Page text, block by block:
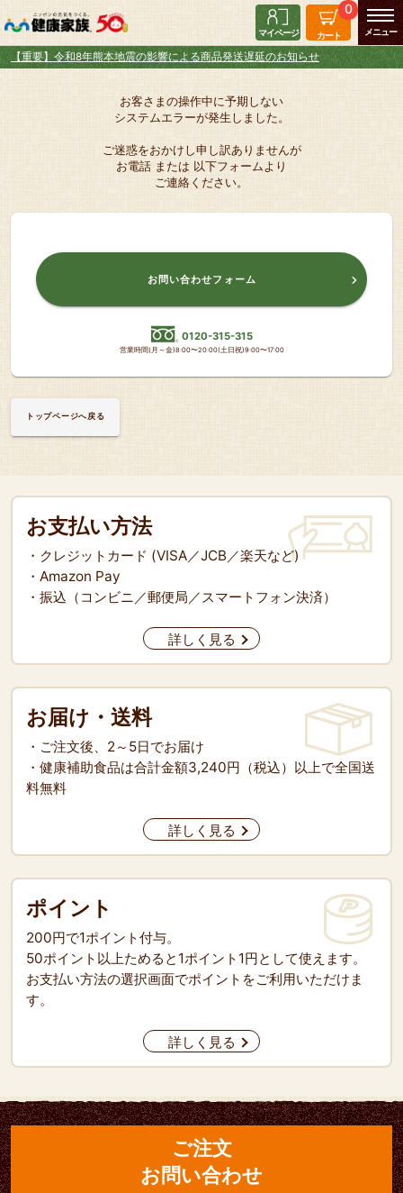
マイページ カート
0
【重要】令和8年熊本地震の影響による商品発送遅延のお知らせ
お客さまの操作中に予期しない
システムエラーが発生しました。
ご迷惑をおかけし申し訳ありませんが
お電話 または 以下フォームより
ご連絡ください。
お問い合わせフォーム
0120-315-315
営業時間(月～金)8:00〜20:00(土日祝)9:00〜17:00
トップページへ戻る
お支払い方法
・クレジットカード (VISA／JCB／楽天など)
・Amazon Pay
・振込（コンビニ／郵便局／スマートフォン決済）
詳しく見る
お届け・送料
・ご注文後、2～5日でお届け
・健康補助食品は合計金額3,240円（税込）以上で全国送
料無料
詳しく見る
ポイント
200円で1ポイント付与。
50ポイント以上ためると1ポイント1円として使えます。
お支払い方法の選択画面でポイントをご利用いただけま
す。
詳しく見る
ご注文
お問い合わせ